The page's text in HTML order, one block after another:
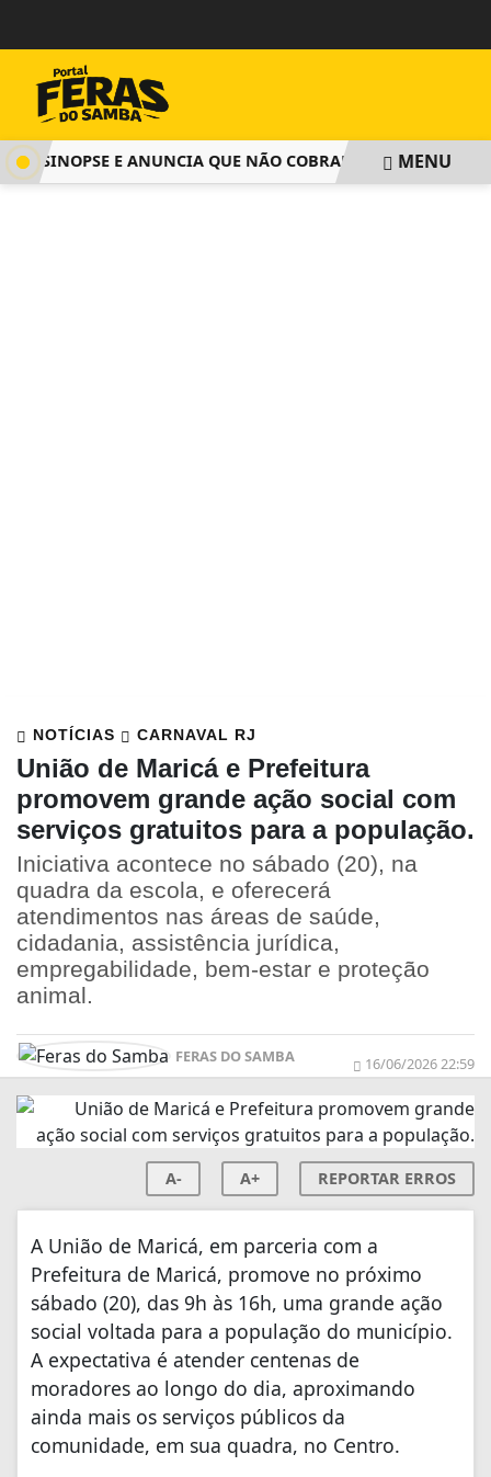
SINOPSE E ANUNCIA QUE NÃO COBRARÁ TAXA DEMENU
NOTÍCIAS CARNAVAL RJ
União de Maricá e Prefeitura
promovem grande ação social com
serviços gratuitos para a população.
Iniciativa acontece no sábado (20), na
quadra da escola, e oferecerá
atendimentos nas áreas de saúde,
cidadania, assistência jurídica,
empregabilidade, bem-estar e proteção
animal.
FERAS DO SAMBA 16/06/2026 22:59
A- A+ REPORTAR ERROS
A União de Maricá, em parceria com a
Prefeitura de Maricá, promove no próximo
sábado (20), das 9h às 16h, uma grande ação
social voltada para a população do município.
A expectativa é atender centenas de
moradores ao longo do dia, aproximando
ainda mais os serviços públicos da
comunidade, em sua quadra, no Centro.